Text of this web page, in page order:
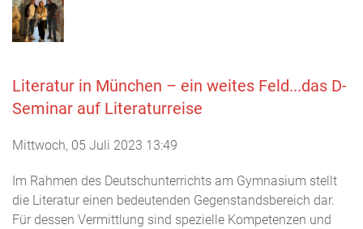
Literatur in München – ein weites Feld...das D-
Seminar auf Literaturreise
Mittwoch, 05 Juli 2023 13:49
Im Rahmen des Deutschunterrichts am Gymnasium stellt
die Literatur einen bedeutenden Gegenstandsbereich dar.
Für dessen Vermittlung sind spezielle Kompetenzen und